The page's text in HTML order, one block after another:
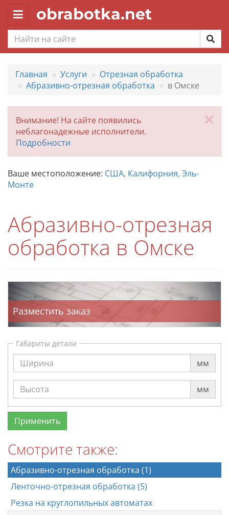
Toggle
navigation
obrabotka.net
Главная Услуги
Отрезная обработка
Абразивно-отрезная обработка
в Омске
Внимание! На сайте появились
неблагонадежные исполнители.
Подробности
Ваше местоположение: США, Калифорния, Эль-
Монте
Абразивно-отрезная
обработка в Омске
Разместить заказ
Габариты детали
мм
мм
Смотрите также:
Абразивно-отрезная обработка (1)
Ленточно-отрезная обработка (5)
Резка на круглопильных автоматах